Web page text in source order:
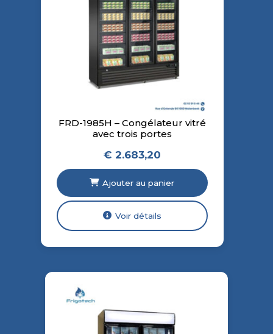
FRD-1985H – Congélateur vitré
avec trois portes
€ 2.683,20
Ajouter au panier
Voir détails